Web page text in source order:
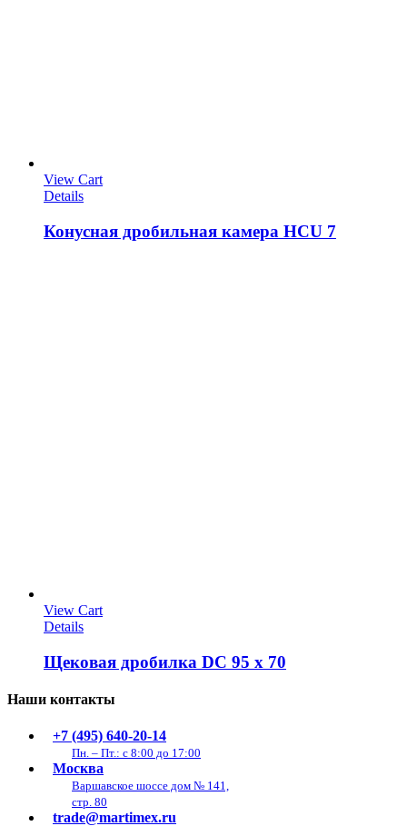
View Cart
Details
Конусная дробильная камера HCU 7
View Cart
Details
Щековая дробилка DC 95 x 70
Наши контакты
+7 (495) 640-20-14
Пн. – Пт.: с 8:00 до 17:00
Москва
Варшавское шоссе дом № 141,
стр. 80
trade@martimex.ru